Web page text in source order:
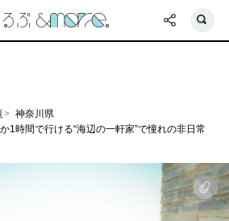
神奈川県
1時間で行ける“海辺の一軒家”で憧れの非日常